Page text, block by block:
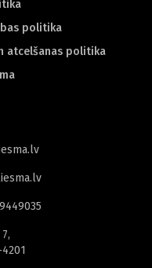
politika
atcelšanas politika